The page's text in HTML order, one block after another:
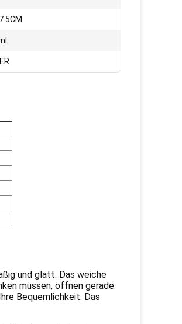
und glatt. Das weiche
müssen, öffnen gerade
Bequemlichkeit. Das